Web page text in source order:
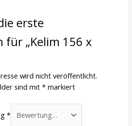
erste
für „Kelim 156 x
wird nicht veröffentlicht.
sind mit* markiert
*